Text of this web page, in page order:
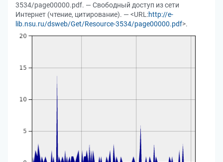
3534/page00000.pdf. — Свободный доступ из сети
Интернет (чтение, цитирование). — <URL:http://e-
lib.nsu.ru/dsweb/Get/Resource-3534/page00000.pdf>.